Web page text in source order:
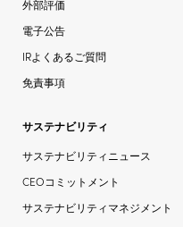
外部評価
電子公告
IRよくあるご質問
免責事項
サステナビリティ
サステナビリティニュース
CEOコミットメント
サステナビリティマネジメント